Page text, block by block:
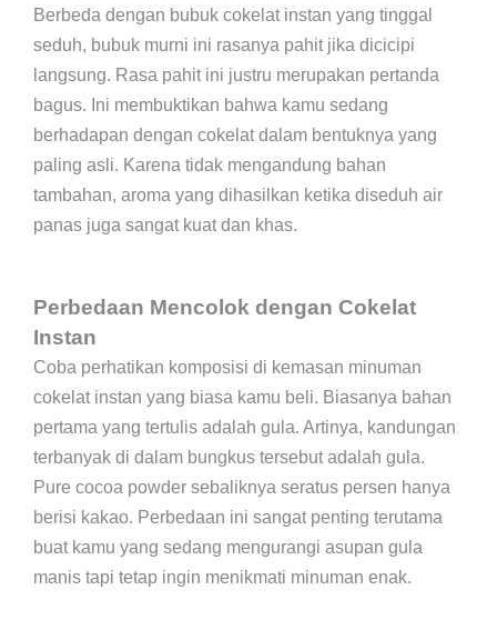
Berbeda dengan bubuk cokelat instan yang tinggal
seduh, bubuk murni ini rasanya pahit jika dicicipi
langsung. Rasa pahit ini justru merupakan pertanda
bagus. Ini membuktikan bahwa kamu sedang
berhadapan dengan cokelat dalam bentuknya yang
paling asli. Karena tidak mengandung bahan
tambahan, aroma yang dihasilkan ketika diseduh air
panas juga sangat kuat dan khas.
Perbedaan Mencolok dengan Cokelat
Instan
Coba perhatikan komposisi di kemasan minuman
cokelat instan yang biasa kamu beli. Biasanya bahan
pertama yang tertulis adalah gula. Artinya, kandungan
terbanyak di dalam bungkus tersebut adalah gula.
Pure cocoa powder sebaliknya seratus persen hanya
berisi kakao. Perbedaan ini sangat penting terutama
buat kamu yang sedang mengurangi asupan gula
manis tapi tetap ingin menikmati minuman enak.